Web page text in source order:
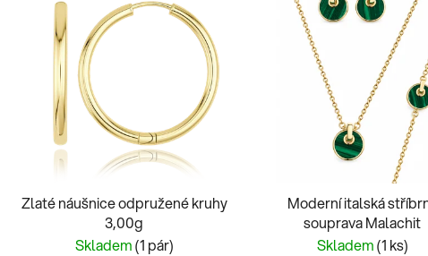
Zlaté náušnice odpružené kruhy
3,00g
Skladem(1 pár)
Moderní italská
souprava Malachit
Skladem(1 ks)